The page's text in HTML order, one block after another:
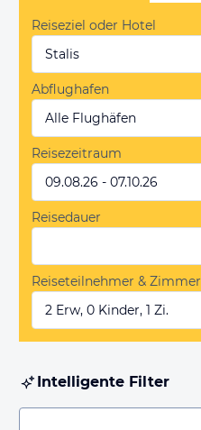
Reiseziel oder Hotel
Stalis
Abflughafen
Alle Flughäfen
Reisezeitraum
09.08.26 - 07.10.26
Reisedauer
Reiseteilnehmer & Zimmer
2 Erw, 0 Kinder, 1 Zi.
Intelligente Filter